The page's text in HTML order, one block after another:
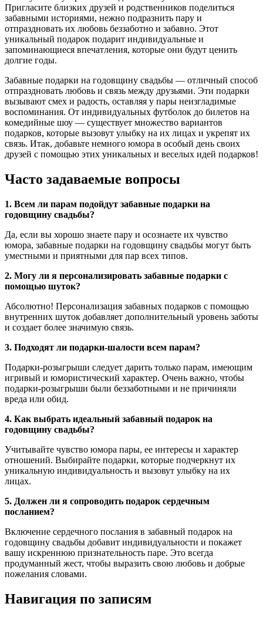
Пригласите близких друзей и родственников поделиться
забавными историями, нежно подразнить пару и
отпраздновать их любовь беззаботно и забавно. Этот
уникальный подарок подарит индивидуальные и
запоминающиеся впечатления, которые они будут ценить
долгие годы.
Забавные подарки на годовщину свадьбы — отличный способ
отпраздновать любовь и связь между друзьями. Эти подарки
вызывают смех и радость, оставляя у пары неизгладимые
воспоминания. От индивидуальных футболок до билетов на
комедийные шоу — существует множество вариантов
подарков, которые вызовут улыбку на их лицах и укрепят их
связь. Итак, добавьте немного юмора в особый день своих
друзей с помощью этих уникальных и веселых идей подарков!
Часто задаваемые вопросы
1. Всем ли парам подойдут забавные подарки на
годовщину свадьбы?
Да, если вы хорошо знаете пару и осознаете их чувство
юмора, забавные подарки на годовщину свадьбы могут быть
уместными и приятными для пар всех типов.
2. Могу ли я персонализировать забавные подарки с
помощью шуток?
Абсолютно! Персонализация забавных подарков с помощью
внутренних шуток добавляет дополнительный уровень заботы
и создает более значимую связь.
3. Подходят ли подарки-шалости всем парам?
Подарки-розыгрыши следует дарить только парам, имеющим
игривый и юмористический характер. Очень важно, чтобы
подарки-розыгрыши были беззаботными и не причиняли
вреда или обид.
4. Как выбрать идеальный забавный подарок на
годовщину свадьбы?
Учитывайте чувство юмора пары, ее интересы и характер
отношений. Выбирайте подарки, которые подчеркнут их
уникальную индивидуальность и вызовут улыбку на их
лицах.
5. Должен ли я сопроводить подарок сердечным
посланием?
Включение сердечного послания в забавный подарок на
годовщину свадьбы добавит индивидуальности и покажет
вашу искреннюю признательность паре. Это всегда
продуманный жест, чтобы выразить свою любовь и добрые
пожелания словами.
Навигация по записям